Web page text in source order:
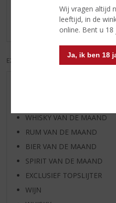
Wij vragen altijd
leeftijd, in de
online. Bent u
Ja, ik ben 18
Schrijf een review
Er zijn nog geen reviews
EXCL. BTW INCL. BTW
WHISKY VAN DE MAAND
RUM VAN DE MAAND
BIER VAN DE MAAND
SPIRIT VAN DE MAAND
EXCLUSIEF TOPSLIJTER
WIJN